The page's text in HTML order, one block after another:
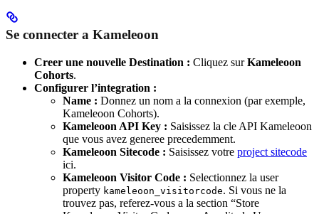
Se connecter a Kameleoon
Creer une nouvelle Destination : Cliquez surKameleoon
Cohorts.
Configurer l’integration :
Name : Donnez un nom a la connexion (par exemple,
Kameleoon Cohorts).
Kameleoon API Key : Saisissez la cle API Kameleoon
que vous avez generee precedemment.
Kameleoon Sitecode : Saisissez votre project sitecode
ici.
Kameleoon Visitor Code : Selectionnez la user
property kameleoon_visitorcode. Si vous ne la
trouvez pas, referez-vous a la section “Store